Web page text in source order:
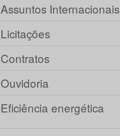
Assuntos Internacionais
Licitações
Contratos
Ouvidoria
Eficiência energética